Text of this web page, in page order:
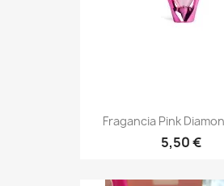
Fragancia Pink
5,50 €